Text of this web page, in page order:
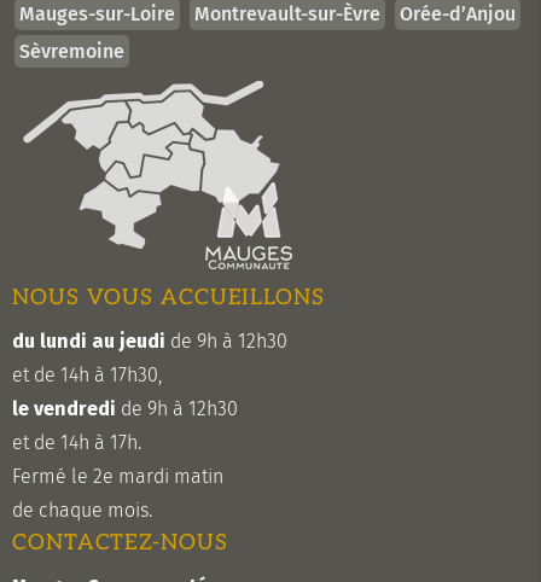
Mauges-sur-Loire
Montrevault-sur-Èvre
Orée-d’Anjou
Sèvremoine
NOUS VOUS ACCUEILLONS
du lundi au jeudi de 9h à 12h30
et de 14h à 17h30,
le vendredi de 9h à 12h30
et de 14h à 17h.
Fermé le 2e mardi matin
de chaque mois.
CONTACTEZ-NOUS